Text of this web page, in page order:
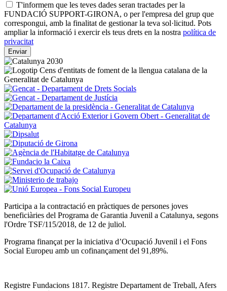
T'informem que les teves dades seran tractades per la
FUNDACIÓ SUPPORT-GIRONA, o per l'empresa del grup que
correspongui, amb la finalitat de gestionar la teva sol·licitud. Pots
ampliar la informació i exercir els teus drets en la nostra política de
privacitat
Participa a la contractació en pràctiques de persones joves
beneficiàries del Programa de Garantia Juvenil a Catalunya, segons
l'Ordre TSF/115/2018, de 12 de juliol.
Programa finançat per la iniciativa d’Ocupació Juvenil i el Fons
Social Europeu amb un cofinançament del 91,89%.
Registre Fundacions 1817. Registre Departament de Treball, Afers